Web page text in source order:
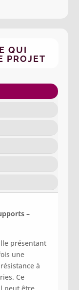
QUI
PROJET
–
présentant
une
à
Ce